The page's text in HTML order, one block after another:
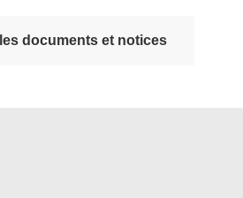
documents et notices